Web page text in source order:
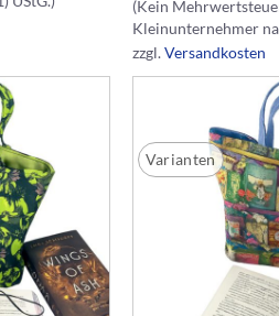
(Kein
Kleinunternehmer
zzgl.Versandkosten
Varianten